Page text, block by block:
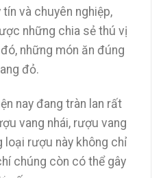
và chuyên nghiệp,
những chia sẻ thú vị
những món ăn đúng
đỏ.
nay đang tràn lan rất
vang nhái, rượu vang
loại rượu này không chỉ
chúng còn có thể gây